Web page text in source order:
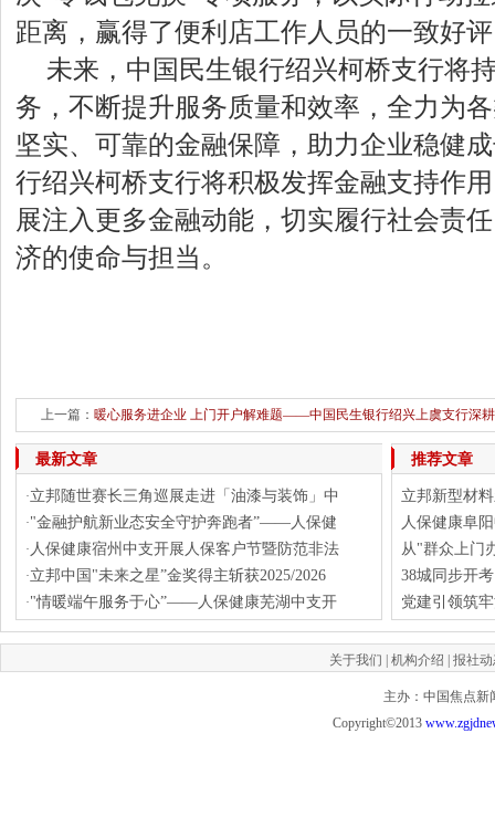
距离，赢得了便利店工作人员的一致好
未来，中国民生银行绍兴柯桥支行将
务，不断提升服务质量和效率，全力为
坚实、可靠的金融保障，助力企业稳健
行绍兴柯桥支行将积极发挥金融支持作
展注入更多金融动能，切实履行社会责
济的使命与担当。
上一篇： 暖心服务进企业 上门开户解难题——中国民生银行绍兴上虞支行深
下一篇：上门服务解民忧 温情敬老暖人心——中国民生银行绍兴上虞支行
最新文章
·立邦随世赛长三角巡展走进「油漆与装饰」中
·"金融护航新业态安全守护奔跑者”——人保健
· 人保健康宿州中支开展人保客户节暨防范非法
·立邦中国"未来之星”金奖得主斩获2025/2026
·"情暖端午服务于心”——人保健康芜湖中支开
推荐文章
立邦新型材
人保健康阜
从"群众上门
38城同步开
党建引领筑
关于我们 机构介绍 报社
主办：中国焦点新
Copyright©2013